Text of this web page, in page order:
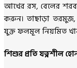
আখের রস, বেলের
করুন। তাছাড়া তরমুজ,
যুক্ত ফলমূল নিয়মিত
শিশুর প্রতি যত্নশীল